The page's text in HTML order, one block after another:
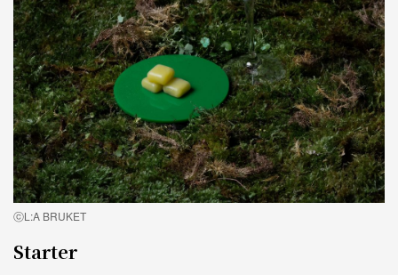
ⓒL:A BRUKET
Starter